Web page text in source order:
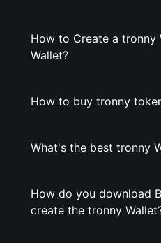
How to Create a tronny
Wallet?
How to buy tronny
What's the best tronny
How do you download
create the tronny